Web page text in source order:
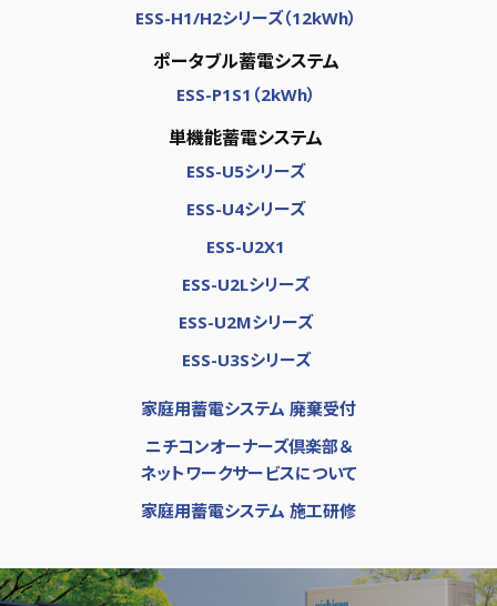
ESS-H1/H2シリーズ（12kWh）
ポータブル蓄電システム
ESS-P1S1（2kWh）
単機能蓄電システム
ESS-U5シリーズ
ESS-U4シリーズ
ESS-U2X1
ESS-U2Lシリーズ
ESS-U2Mシリーズ
ESS-U3Sシリーズ
家庭用蓄電システム 廃棄受付
ニチコンオーナーズ倶楽部＆
ネットワークサービスについて
家庭用蓄電システム 施工研修